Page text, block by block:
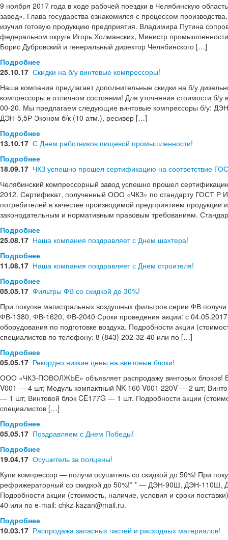
9 ноября 2017 года в ходе рабочей поездки в Челябинскую
завод». Глава государства ознакомился с процессом
изучил готовую продукцию предприятия. Владимира Путина
федеральном округе Игорь Холманских, Министр
Борис Дубровский и генеральный директор Челябинского […]
Подробнее
25.10.17 Скидки на б/у винтовые компрессоры!
Наша компания предлагает дополнительные скидки на б/у
компрессоры в отличном состоянии! Для уточнения стоимости б/
00-20. Мы предлагаем следующие винтовые компрессоры б/у:
ДЭН-5,5Р Эконом б/к (10 атм.), ресивер […]
Подробнее
13.10.17 С Днем работников пищевой промышленности!
Подробнее
18.09.17 ЧКЗ успешно прошел сертификацию на соответствие
Челябинский компрессорный завод успешно прошел
2012. Сертификат, полученный ООО «ЧКЗ» по стандарту ГОСТ Р
потребителей в качестве производимой предприятием
законодательным и нормативным правовым требованиям.
Подробнее
25.08.17 Наша компания поздравляет с Днем шахтера!
Подробнее
11.08.17 Наша компания поздравляет с Днем строителя!
Подробнее
05.05.17 Фильтры ФВ со скидкой до 30%!
При покупке магистральных воздушных фильтров серии ФВ
ФВ-1380, ФВ-1620, ФВ-2040 Сроки проведения акции: с
оборудования по подготовке воздуха. Подробности акции
специалистов по телефону: 8 (843) 202-32-40 или по […]
Подробнее
05.05.17 Рекордно низкие цены на винтовые блоки!
ООО «ЧКЗ-ПОВОЛЖЬЕ» объявляет распродажу винтовых блоков!
V001 — 4 шт; Модуль компактный NK-160-V001 220V — 2 шт;
— 1 шт; Винтовой блок CE177G — 1 шт. Подробности акции
специалистов […]
Подробнее
05.05.17 Поздравляем с Днем Победы!
Подробнее
19.04.17 Осушитель за полцены!
Купи компрессор — получи осушитель со скидкой до 50%! При
рефрижераторный со скидкой до 50%!* * — ДЭН-90Ш, ДЭН-110Ш,
Подробности акции (стоимость, наличие, условия и сроки
40 или по e-mail: chkz-kazan@mail.ru.
Подробнее
10.03.17 Распродажа запасных частей и расходных материалов!